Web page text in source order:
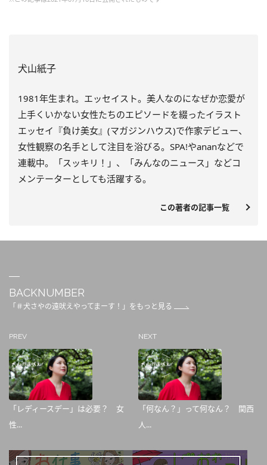
犬山紙子
1981年生まれ。エッセイスト。美人なのになぜか恋愛が
上手くいかない女性たちのエピソードを綴ったイラスト
エッセイ『負け美女』(マガジンハウス)で作家デビュー、
女性観察の名手として注目を浴びる。SPA!やananなどで
連載中。「スッキリ！」、「みんなのニュース」などコ
メンテーターとしても活躍する。
この著者の記事一覧
BACKNUMBER
「＃犬さやの遠吠えやってまーす！」をもっと見る
PREV
「レディースデー」は必要？ 女
性...
NEXT
「何なん？」って何なん？ 関西
人...